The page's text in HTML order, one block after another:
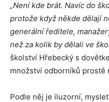
„Není kde brát. Navíc do
protože když někde dělají
generální ředitele,
než za kolik by dělali ve
školství Hřebecký s
množství odborníků prostě
Podle něj je iluzorní,